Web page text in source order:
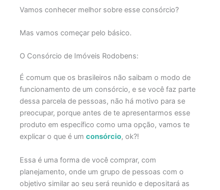
Vamos conhecer melhor sobre esse consórcio?
Mas vamos começar pelo básico.
O Consórcio de Imóveis Rodobens:
É comum que os brasileiros não saibam o modo de
funcionamento de um consórcio, e se você faz parte
dessa parcela de pessoas, não há motivo para se
preocupar, porque antes de te apresentarmos esse
produto em específico como uma opção, vamos te
explicar o que é um consórcio, ok?!
Essa é uma forma de você comprar, com
planejamento, onde um grupo de pessoas com o
objetivo similar ao seu será reunido e depositará as